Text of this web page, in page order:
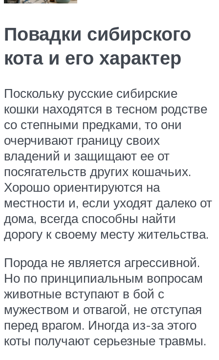
Повадки сибирского
кота и его характер
Поскольку русские сибирские
кошки находятся в тесном родстве
со степными предками, то они
очерчивают границу своих
владений и защищают ее от
посягательств других кошачьих.
Хорошо ориентируются на
местности и, если уходят далеко от
дома, всегда способны найти
дорогу к своему месту жительства.
Порода не является агрессивной.
Но по принципиальным вопросам
животные вступают в бой с
мужеством и отвагой, не отступая
перед врагом. Иногда из-за этого
коты получают серьезные травмы.